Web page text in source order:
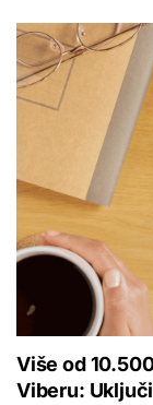
Više od
Viberu: